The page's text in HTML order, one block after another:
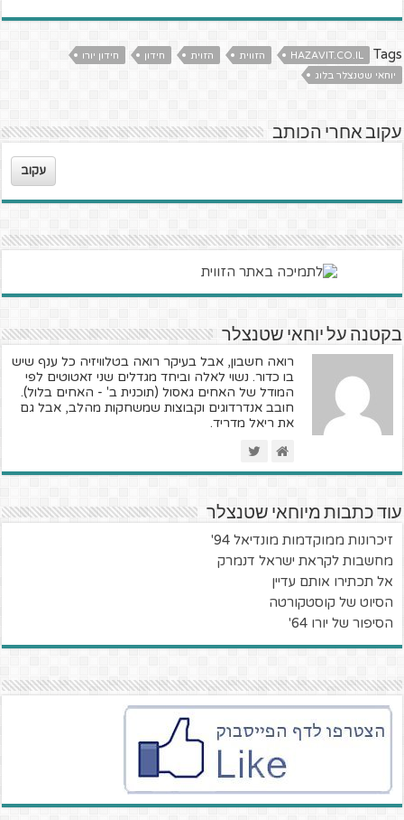
Tags
HAZAVIT.CO.IL הזווית הזוית חידון
חידון יורו
יוחאי שטנצלר בלוג
עקוב אחרי הכותב
עקוב
בקטנה על יוחאי שטנצלר
רואה חשבון, אבל בעיקר רואה בטלוויזיה כל ענף שיש
בו כדור. נשוי לאלה וביחד מגדלים שני זאטוטים לפי
המודל של האחים גאסול (תוכנית ב' - האחים בלול).
חובב אנדרדוגים וקבוצות שמשחקות מהלב, אבל גם
את ריאל מדריד.
עוד כתבות מיוחאי שטנצלר
זיכרונות ממוקדמות מונדיאל 94'
מחשבות לקראת ישראל דנמרק
אל תכתירו אותם עדיין
הסיוט של קוסטקורטה
הסיפור של יורו 64'